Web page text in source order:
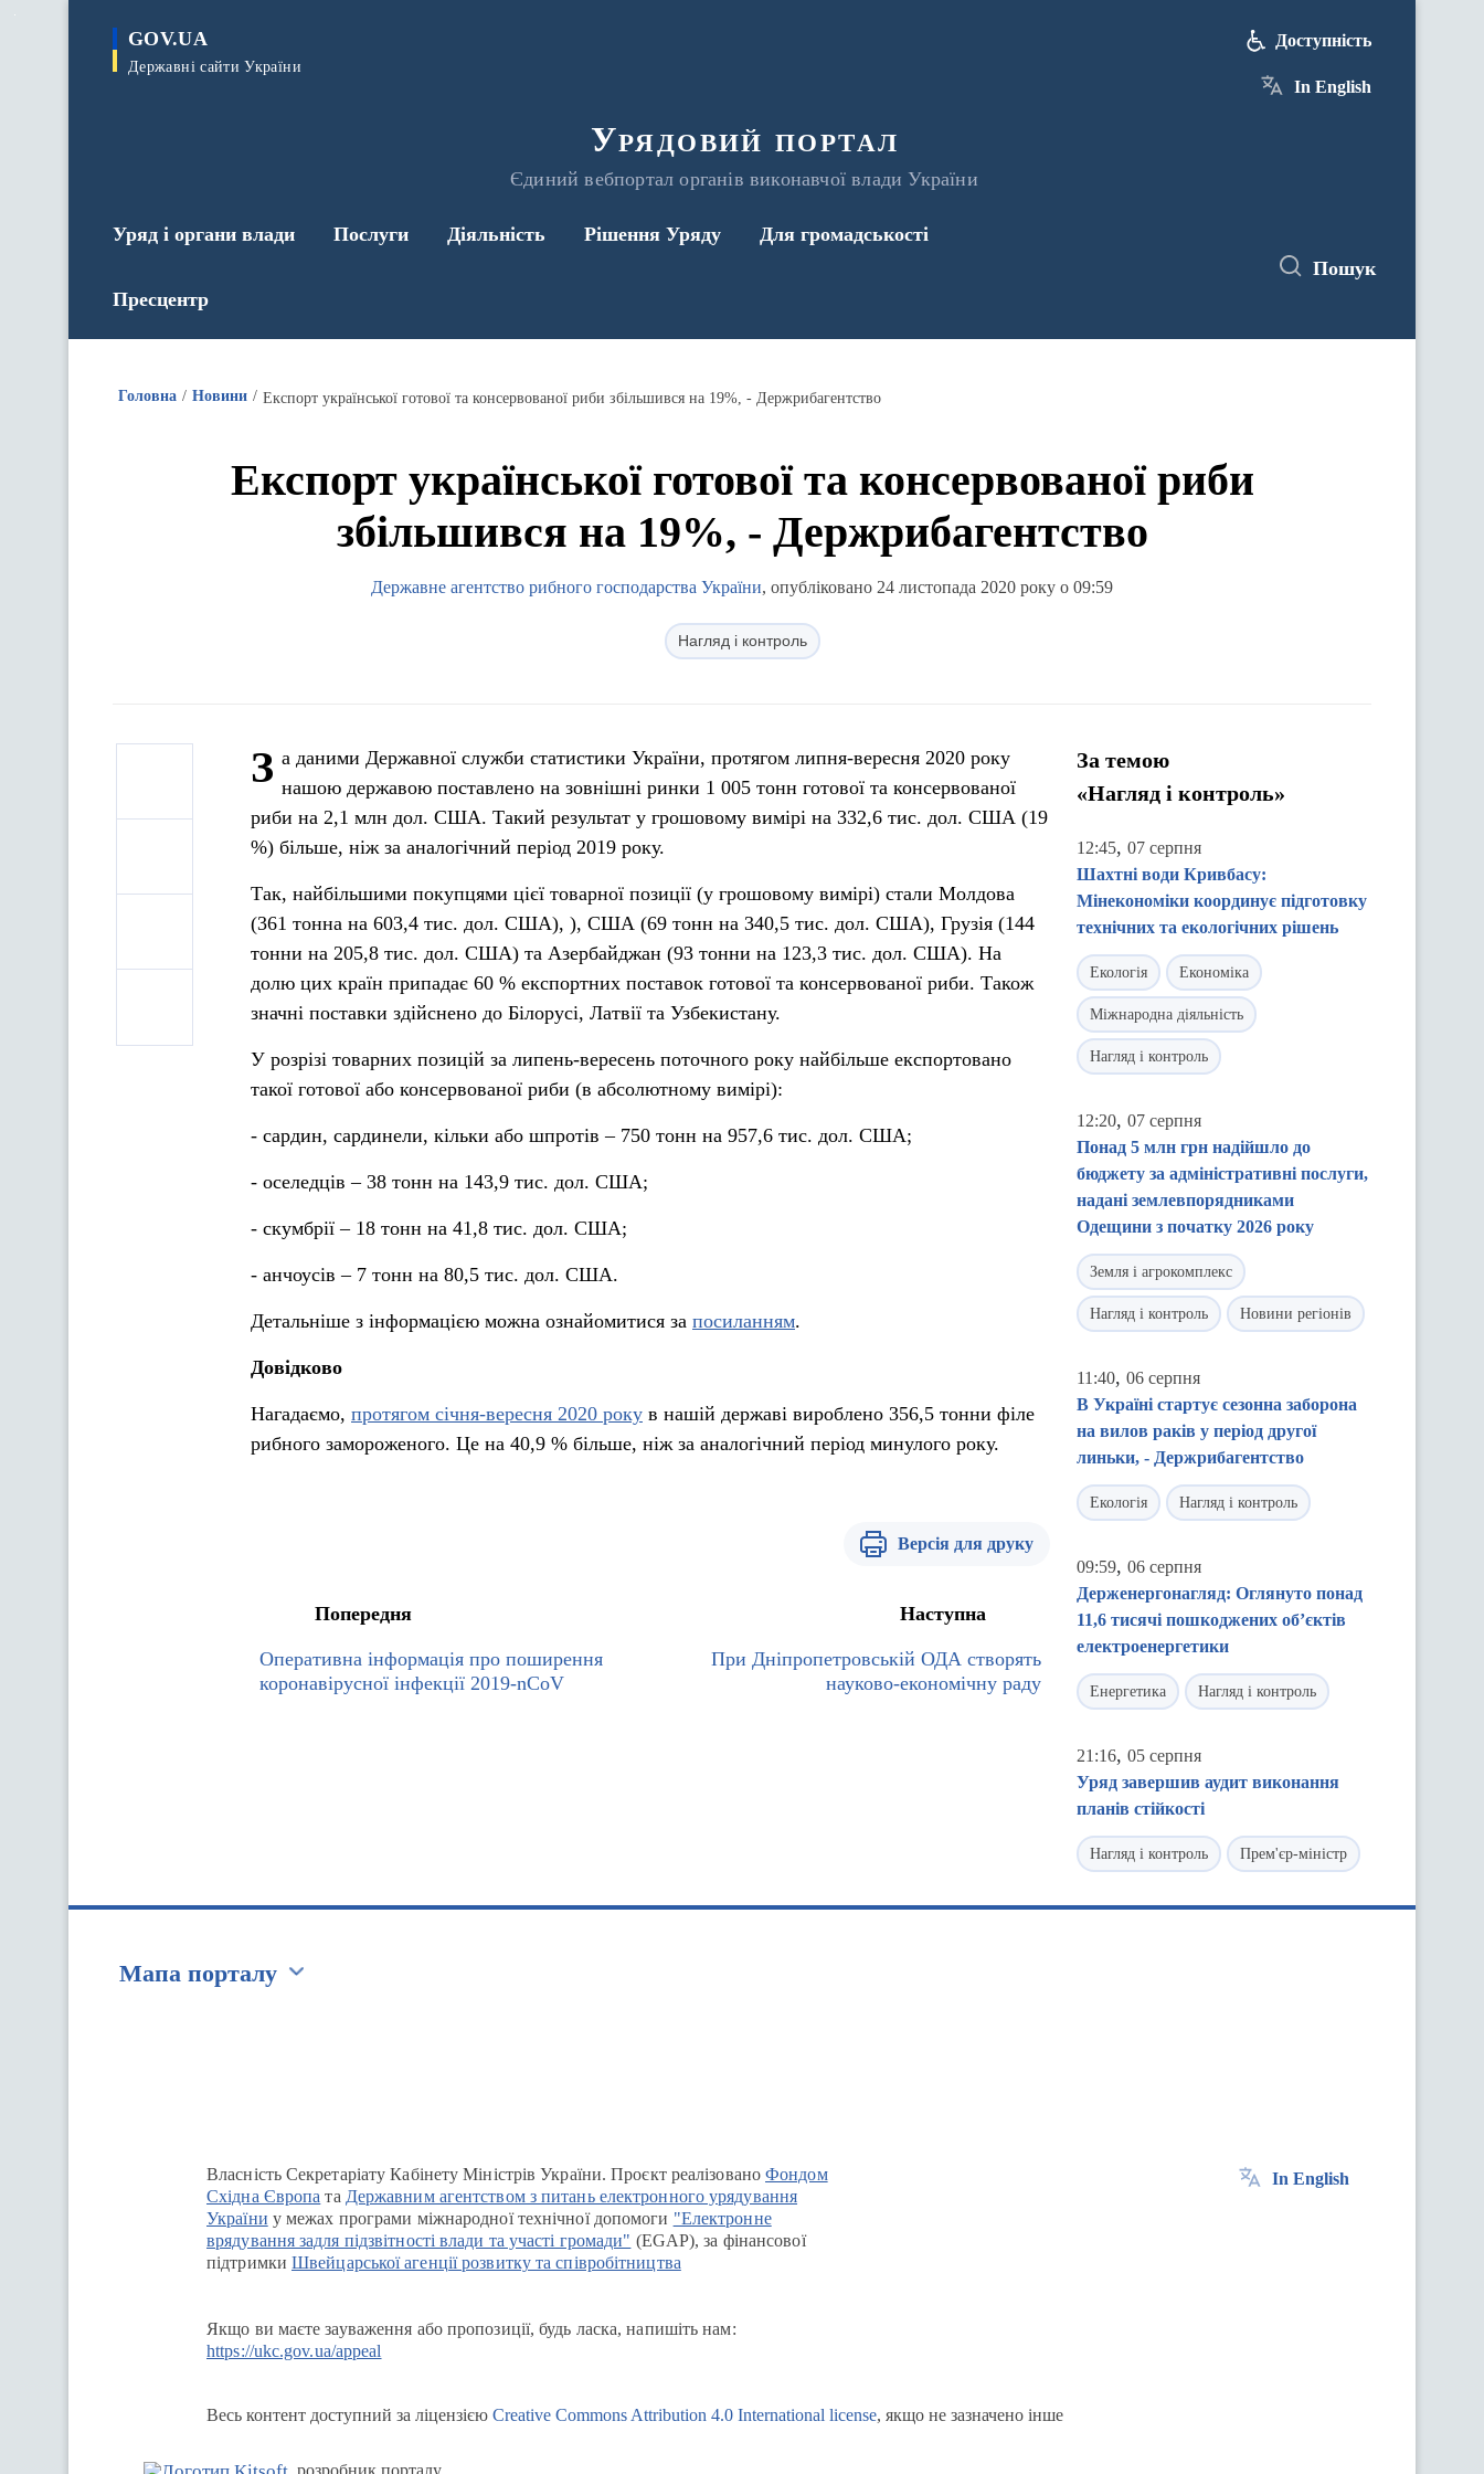
GOV.UA
Державні сайти України
Урядовий портал
Єдиний вебпортал органів виконавчої влади України
Доступність
In English
Уряд і органи влади Послуги Діяльність Рішення Уряду Для громадськості
Пресцентр
Пошук
Головна Новини Експорт української готової та консервованої риби збільшився на 19%, - Держрибагентство
Експорт української готової та консервованої риби
збільшився на 19%, - Держрибагентство
Державне агентство рибного господарства України, опубліковано 24 листопада 2020 року о 09:59
Нагляд і контроль
З а даними Державної служби статистики України, протягом липня-вересня 2020 року
нашою державою поставлено на зовнішні ринки 1 005 тонн готової та консервованої
риби на 2,1 млн дол. США. Такий результат у грошовому вимірі на 332,6 тис. дол. США (19
%) більше, ніж за аналогічний період 2019 року.
Так, найбільшими покупцями цієї товарної позиції (у грошовому вимірі) стали Молдова
(361 тонна на 603,4 тис. дол. США), ), США (69 тонн на 340,5 тис. дол. США), Грузія (144
тонни на 205,8 тис. дол. США) та Азербайджан (93 тонни на 123,3 тис. дол. США). На
долю цих країн припадає 60 % експортних поставок готової та консервованої риби. Також
значні поставки здійснено до Білорусі, Латвії та Узбекистану.
У розрізі товарних позицій за липень-вересень поточного року найбільше експортовано
такої готової або консервованої риби (в абсолютному вимірі):
- сардин, сардинели, кільки або шпротів – 750 тонн на 957,6 тис. дол. США;
- оселедців – 38 тонн на 143,9 тис. дол. США;
- скумбрії – 18 тонн на 41,8 тис. дол. США;
- анчоусів – 7 тонн на 80,5 тис. дол. США.
Детальніше з інформацією можна ознайомитися за посиланням.
Довідково
Нагадаємо, протягом січня-вересня 2020 року в нашій державі вироблено 356,5 тонни філе
рибного замороженого. Це на 40,9 % більше, ніж за аналогічний період минулого року.
Версія для друку
Попередня
Оперативна інформація про поширення
коронавірусної інфекції 2019-nCoV
Наступна
При Дніпропетровській ОДА створять
науково-економічну раду
За темою
«Нагляд і контроль»
12:45, 07 серпня
Шахтні води Кривбасу:
Мінекономіки координує підготовку
технічних та екологічних рішень
Екологія Економіка
Міжнародна діяльність
Нагляд і контроль
12:20, 07 серпня
Понад 5 млн грн надійшло до
бюджету за адміністративні послуги,
надані землевпорядниками
Одещини з початку 2026 року
Земля і агрокомплекс
Нагляд і контроль Новини регіонів
11:40, 06 серпня
В Україні стартує сезонна заборона
на вилов раків у період другої
линьки, - Держрибагентство
Екологія Нагляд і контроль
09:59, 06 серпня
Держенергонагляд: Оглянуто понад
11,6 тисячі пошкоджених об’єктів
електроенергетики
Енергетика Нагляд і контроль
21:16, 05 серпня
Уряд завершив аудит виконання
планів стійкості
Нагляд і контроль Прем'єр-міністр
Мапа порталу
Власність Секретаріату Кабінету Міністрів України. Проєкт реалізованоФондом
Східна Європа та Державним агентством з питань електронного урядування
України у межах програми міжнародної технічної допомоги "Електронне
врядування задля підзвітності влади та участі громади" (EGAP), за фінансової
підтримки Швейцарської агенції розвитку та співробітництва
Якщо ви маєте зауваження або пропозиції, будь ласка, напишіть нам:
https://ukc.gov.ua/appeal
In English
Весь контент доступний за ліцензією Creative Commons Attribution 4.0 International license, якщо не зазначено інше
розробник порталу